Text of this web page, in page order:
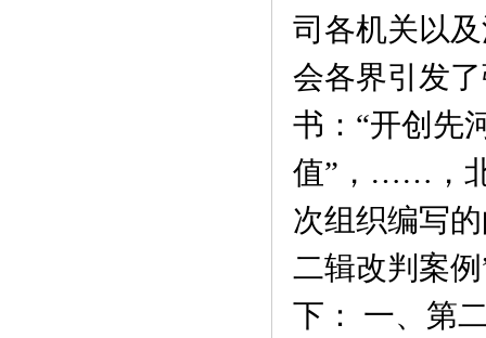
司各机关以
会各界引发
书：“开创先
值”，……，
次组织编写
二辑改判案
下： 一、第